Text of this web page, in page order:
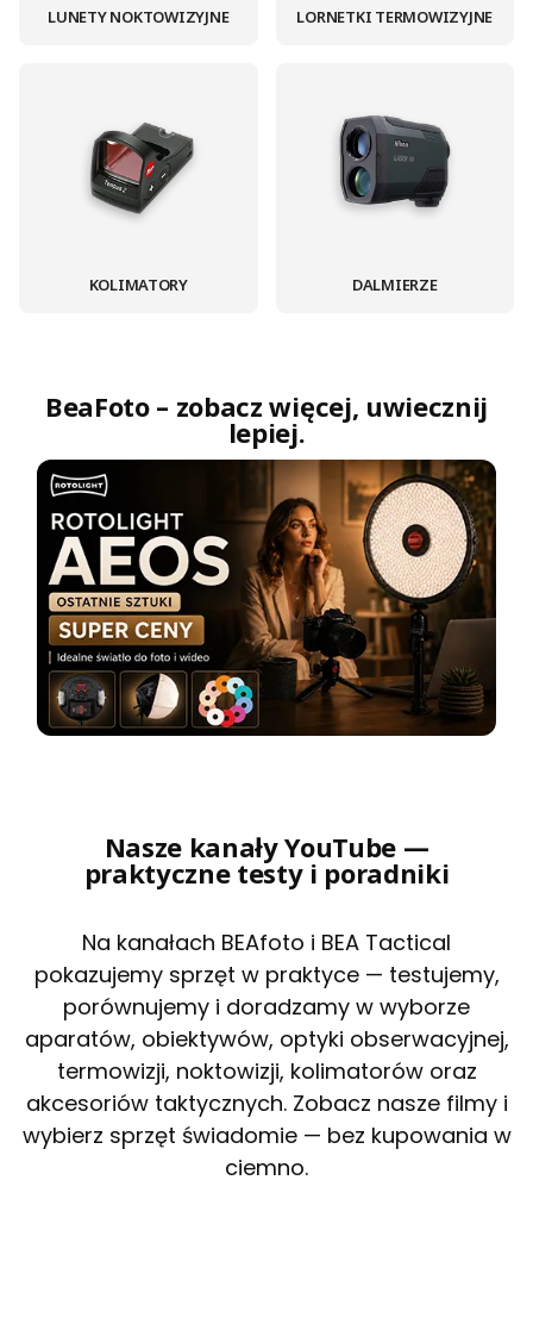
LUNETY NOKTOWIZYJNE LORNETKI TERMOWIZYJNE
KOLIMATORY DALMIERZE
BeaFoto – zobacz więcej, uwiecznij
lepiej.
Nasze kanały YouTube —
praktyczne testy i poradniki
Na kanałach BEAfoto i BEA Tactical
pokazujemy sprzęt w praktyce — testujemy,
porównujemy i doradzamy w wyborze
aparatów, obiektywów, optyki obserwacyjnej,
termowizji, noktowizji, kolimatorów oraz
akcesoriów taktycznych. Zobacz nasze filmy i
wybierz sprzęt świadomie — bez kupowania w
ciemno.